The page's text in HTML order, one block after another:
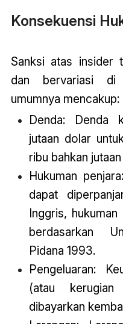
Konsekuensi
Sanksi atas insider
dan bervariasi di
umumnya mencakup:
Denda: Denda
jutaan dolar
ribu bahkan
Hukuman
dapat
Inggris,
berdasarkan
Pidana 1993.
Pengeluaran:
(atau
dibayarkan